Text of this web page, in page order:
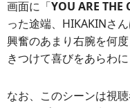
画面に「YOU ARE THE
った途端、HIKAKINさ
興奮のあまり右腕を何
きつけて喜びをあらわに
なお、このシーンは視